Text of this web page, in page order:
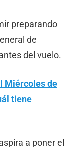
preparando
de
del vuelo.
Miércoles de
tiene
a poner el